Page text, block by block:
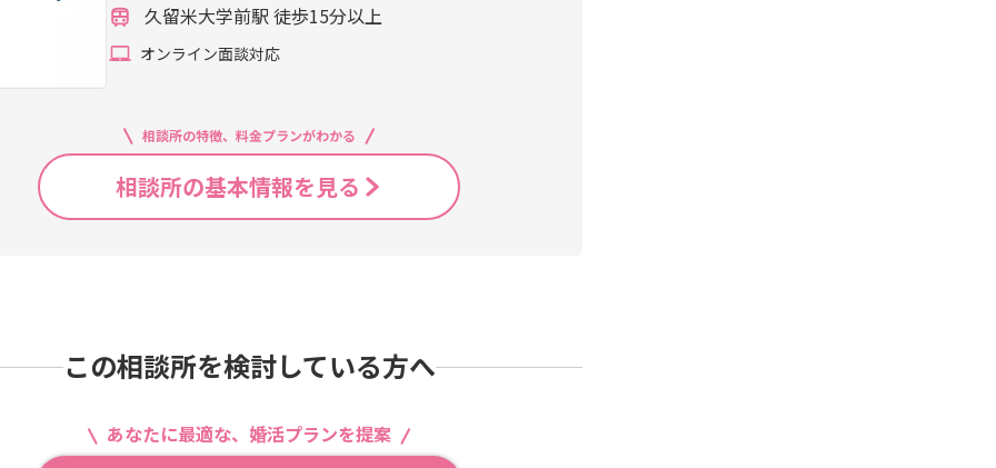
久留米大学前駅 徒歩15分以上
オンライン面談対応
相談所の特徴、料金プランがわかる
相談所の基本情報を見る
この相談所を検討している方へ
あなたに最適な、婚活プランを提案